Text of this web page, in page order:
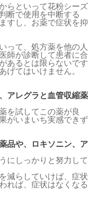
らといって花粉シーズ
断で使用を中断する
すし、お薬で症状を抑
って、処方薬を他の人
師が診断して患者に合
あるとは限らないです
げてはいけません。
アレグラと血管収縮薬
を試してこの薬が良
がいまいち実感できず
品や、ロキソニン、ア
にしっかりと努力して
減らしていけば、症状
れば、症状はなくなる